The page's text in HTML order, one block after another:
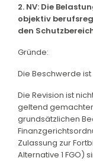
2. NV: Die
objektiv
den Schutzbereich
Gründe:
Die Beschwerde
Die Revision ist
geltend
grundsätzlichen
Zulassung zur
Alternative 1 FGO)